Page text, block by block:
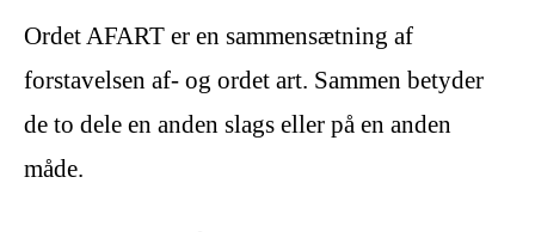
Ordet AFART er en sammensætning af
forstavelsen af- og ordet art. Sammen betyder
de to dele en anden slags eller på en anden
måde.